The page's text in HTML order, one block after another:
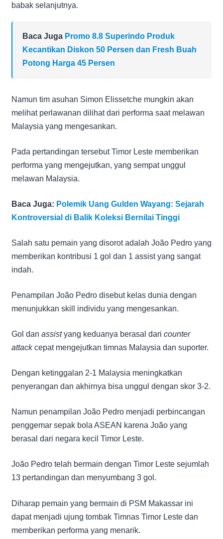
babak selanjutnya.
Baca Juga Promo 8.8 Superindo Produk
Kecantikan Diskon 50 Persen dan Fresh Buah
Potong Harga 45 Persen
Namun tim asuhan Simon Elissetche mungkin akan
melihat perlawanan dilihat dari performa saat melawan
Malaysia yang mengesankan.
Pada pertandingan tersebut Timor Leste memberikan
performa yang mengejutkan, yang sempat unggul
melawan Malaysia.
Baca Juga: Polemik Uang Gulden Wayang: Sejarah
Kontroversial di Balik Koleksi Bernilai Tinggi
Salah satu pemain yang disorot adalah João Pedro yang
memberikan kontribusi 1 gol dan 1 assist yang sangat
indah.
Penampilan João Pedro disebut kelas dunia dengan
menunjukkan skill individu yang mengesankan.
Gol dan assistyang keduanya berasal dari counter
attackcepat mengejutkan timnas Malaysia dan suporter.
Dengan ketinggalan 2-1 Malaysia meningkatkan
penyerangan dan akhirnya bisa unggul dengan skor 3-2.
Namun penampilan João Pedro menjadi perbincangan
penggemar sepak bola ASEAN karena João yang
berasal dari negara kecil Timor Leste.
João Pedro telah bermain dengan Timor Leste sejumlah
13 pertandingan dan menyumbang 3 gol.
Diharap pemain yang bermain di PSM Makassar ini
dapat menjadi ujung tombak Timnas Timor Leste dan
memberikan performa yang menarik.